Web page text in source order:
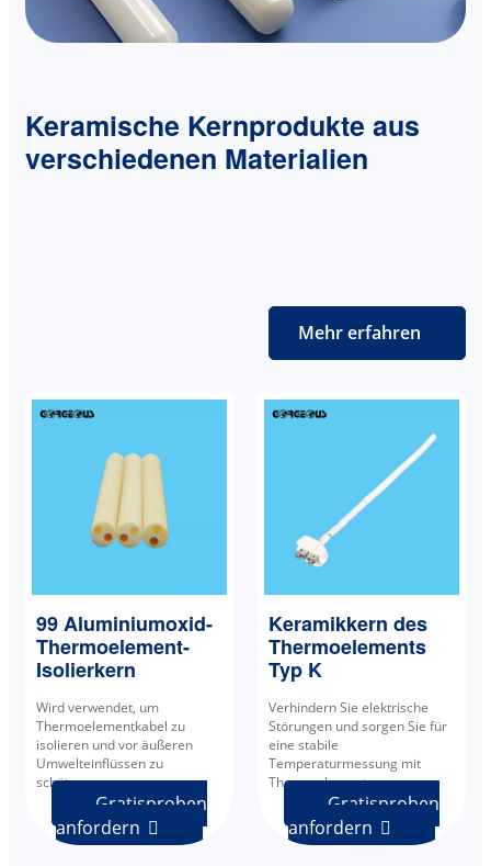
Keramische Kernprodukte aus
verschiedenen Materialien
Mehr erfahren
99 Aluminiumoxid-
Thermoelement-
Isolierkern
Wird verwendet, um
Thermoelementkabel zu
isolieren und vor äußeren
Umwelteinflüssen zu
schützen.
Gratisproben
anfordern 
Keramikkern des
Thermoelements
Typ K
Verhindern Sie elektrische
Störungen und sorgen Sie für
eine stabile
Temperaturmessung mit
Thermoelementen.
Gratisproben
anfordern 